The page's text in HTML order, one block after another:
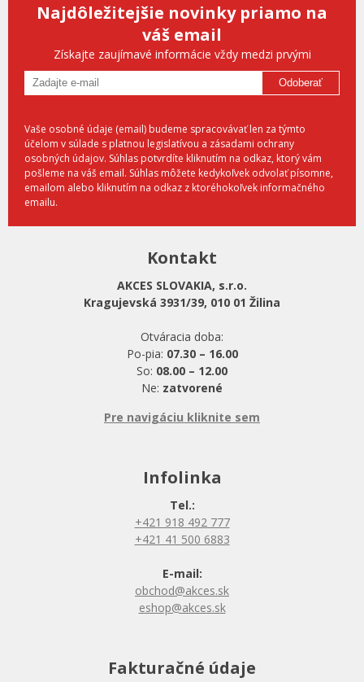
Najdôležitejšie novinky priamo na
váš email
Získajte zaujímavé informácie vždy medzi prvými
Odoberať
Vaše osobné údaje (email) budeme spracovávať len za týmto
účelom v súlade s platnou legislatívou a zásadami ochrany
osobných údajov. Súhlas potvrdíte kliknutím na odkaz, ktorý vám
pošleme na váš email. Súhlas môžete kedykoľvek odvolať písomne,
emailom alebo kliknutím na odkaz z ktoréhokoľvek informačného
emailu.
Kontakt
AKCES SLOVAKIA, s.r.o.
Kragujevská 3931/39, 010 01 Žilina
Otváracia doba:
Po-pia: 07.30 – 16.00
So: 08.00 – 12.00
Ne: zatvorené
Pre navigáciu kliknite sem
Infolinka
Tel.:
+421 918 492 777
+421 41 500 6883
E-mail:
obchod@akces.sk
eshop@akces.sk
Fakturačné údaje